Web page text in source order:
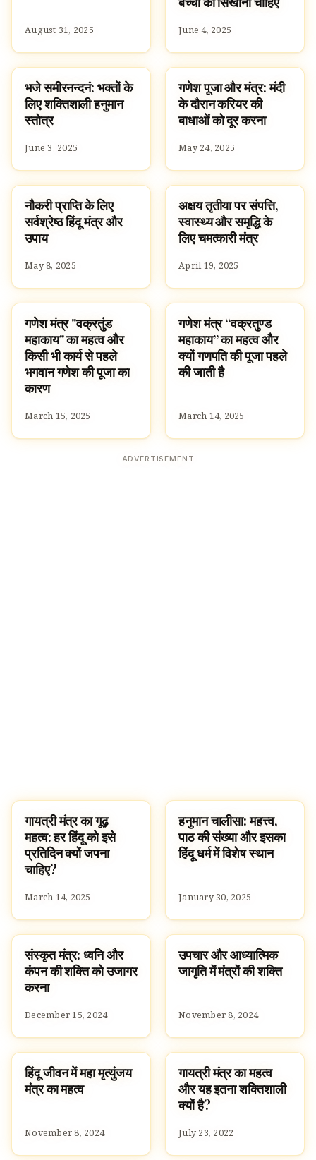
August 31, 2025 June 4, 2025
SLOKAS AND MANTRAS
भजे समीरनन्दनं: भक्तों के
लिए शक्तिशाली हनुमान
स्तोत्र
June 3, 2025
SLOKAS AND MANTRAS
गणेश पूजा और मंत्र: मंदी
के दौरान करियर की
बाधाओं को दूर करना
May 24, 2025
SLOKAS AND MANTRAS
नौकरी प्राप्ति के लिए
सर्वश्रेष्ठ हिंदू मंत्र और
उपाय
May 8, 2025
SLOKAS AND MANTRAS
अक्षय तृतीया पर संपत्ति,
स्वास्थ्य और समृद्धि के
लिए चमत्कारी मंत्र
April 19, 2025
SLOKAS AND MANTRAS
गणेश मंत्र "वक्रतुंड
महाकाय" का महत्व और
किसी भी कार्य से पहले
भगवान गणेश की पूजा का
कारण
March 15, 2025
SLOKAS AND MANTRAS
गणेश मंत्र “वक्रतुण्ड
महाकाय” का महत्व और
क्यों गणपति की पूजा पहले
की जाती है
March 14, 2025
ADVERTISEMENT
SLOKAS AND MANTRAS
गायत्री मंत्र का गूढ़
महत्व: हर हिंदू को इसे
प्रतिदिन क्यों जपना
चाहिए?
March 14, 2025
HINDUISM
हनुमान चालीसा: महत्त्व,
पाठ की संख्या और इसका
हिंदू धर्म में विशेष स्थान
January 30, 2025
HINDUISM
संस्कृत मंत्र: ध्वनि और
कंपन की शक्ति को उजागर
करना
December 15, 2024
SPIRITUALITY
उपचार और आध्यात्मिक
जागृति में मंत्रों की शक्ति
November 8, 2024
SPIRITUALITY
हिंदू जीवन में महा मृत्युंजय
मंत्र का महत्व
November 8, 2024
SPIRITUALITY
गायत्री मंत्र का महत्व
और यह इतना शक्तिशाली
क्यों है?
July 23, 2022